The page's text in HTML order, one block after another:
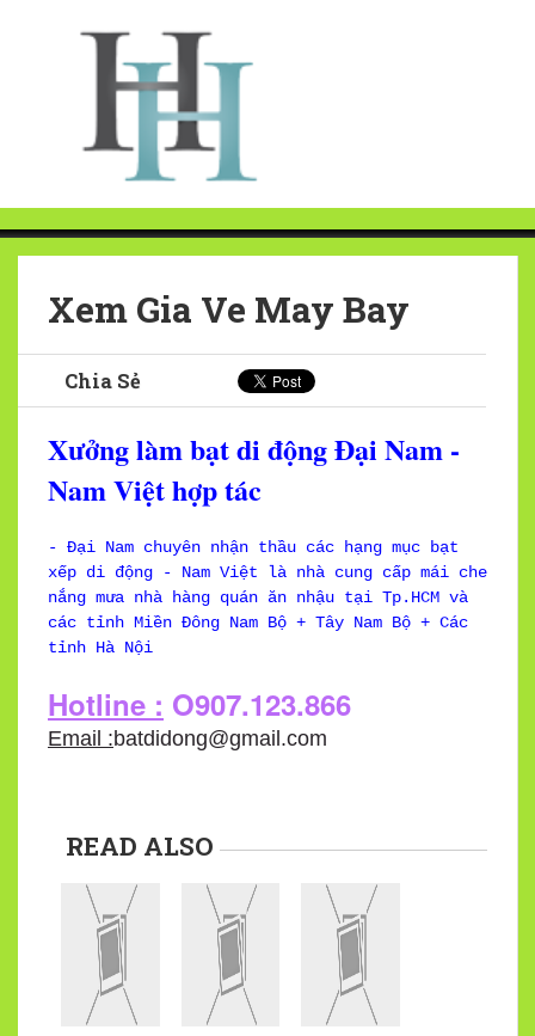
Xem Gia Ve May Bay
Chia Sẻ
Xưởng làm bạt di động Đại Nam -
Nam Việt hợp tác
- Đại Nam chuyên nhận thầu các hạng mục bạt
xếp di động - Nam Việt là nhà cung cấp mái che
nắng mưa nhà hàng quán ăn nhậu tại Tp.HCM và
các tỉnh Miền Đông Nam Bộ + Tây Nam Bộ + Các
tỉnh Hà Nội
Hotline : O907.123.866
Email :batdidong@gmail.com
READ ALSO